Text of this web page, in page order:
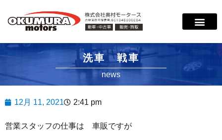
洗車 戦車
news
12月 11, 2021 2:41 pm
営業スタッフの仕事は 車販ですが